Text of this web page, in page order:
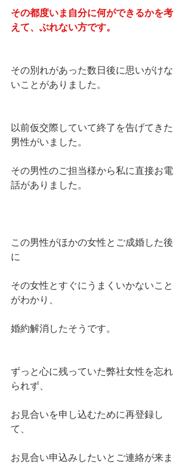
その都度いま自分に何ができるかを考
えて、ぶれない方です。
その別れがあった数日後に思いがけな
いことがありました。
以前仮交際していて終了を告げてきた
男性がいました。
その男性のご担当様から私に直接お電
話がありました。
この男性がほかの女性とご成婚した後
に
その女性とすぐにうまくいかないこと
がわかり、
婚約解消したそうです。
ずっと心に残っていた弊社女性を忘れ
られず、
お見合いを申し込むために再登録し
て、
お見合い申込みしたいとご連絡が来ま